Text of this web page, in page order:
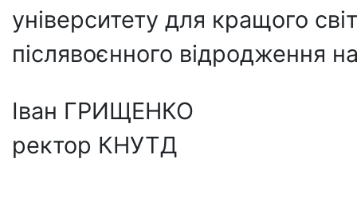
університету для кращого
післявоєнного відродження
Іван ГРИЩЕНКО
ректор КНУТД